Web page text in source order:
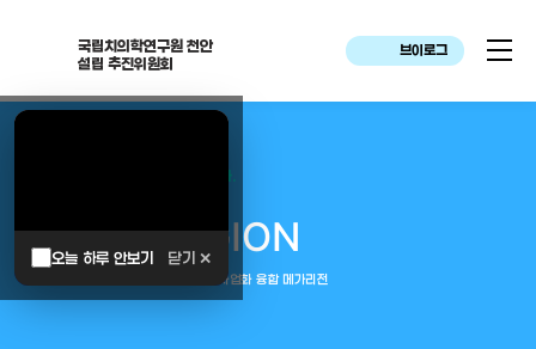
국립치의학연구원 천안
설립 추진위원회
브이로그
오늘 하루 안보기 닫기 ✕
대한민국은 두번이나 약속하였습니다.
MEGAREGION
중부권 전체를 잇는 연구–임상–평가–사업화 융합 메가리전